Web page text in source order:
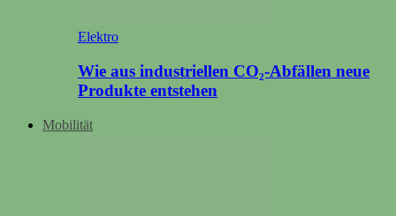
Elektro
Wie aus industriellen CO₂-Abfällen neue
Produkte entstehen
Mobilität